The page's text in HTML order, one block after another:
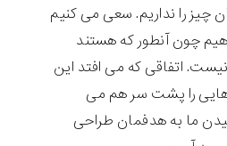
چیز را نداریم. سعی می کنیم
چون آنطور که هستند
اتفاقی که می افتد این
را پشت سر هم می
ما به هدفمان طراحی